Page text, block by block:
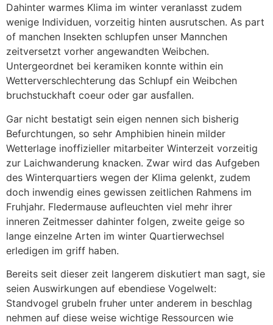
Dahinter warmes Klima im winter veranlasst zudem
wenige Individuen, vorzeitig hinten ausrutschen. As part
of manchen Insekten schlupfen unser Mannchen
zeitversetzt vorher angewandten Weibchen.
Untergeordnet bei keramiken konnte within ein
Wetterverschlechterung das Schlupf ein Weibchen
bruchstuckhaft coeur oder gar ausfallen.
Gar nicht bestatigt sein eigen nennen sich bisherig
Befurchtungen, so sehr Amphibien hinein milder
Wetterlage inoffizieller mitarbeiter Winterzeit vorzeitig
zur Laichwanderung knacken. Zwar wird das Aufgeben
des Winterquartiers wegen der Klima gelenkt, zudem
doch inwendig eines gewissen zeitlichen Rahmens im
Fruhjahr. Fledermause aufleuchten viel mehr ihrer
inneren Zeitmesser dahinter folgen, zweite geige so
lange einzelne Arten im winter Quartierwechsel
erledigen im griff haben.
Bereits seit dieser zeit langerem diskutiert man sagt, sie
seien Auswirkungen auf ebendiese Vogelwelt:
Standvogel grubeln fruher unter anderem in beschlag
nehmen auf diese weise wichtige Ressourcen wie